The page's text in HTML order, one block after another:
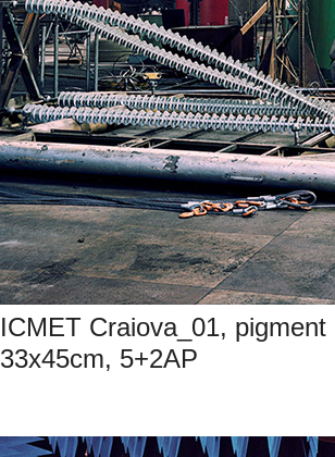
ICMET Craiova_01,
33x45cm, 5+2AP